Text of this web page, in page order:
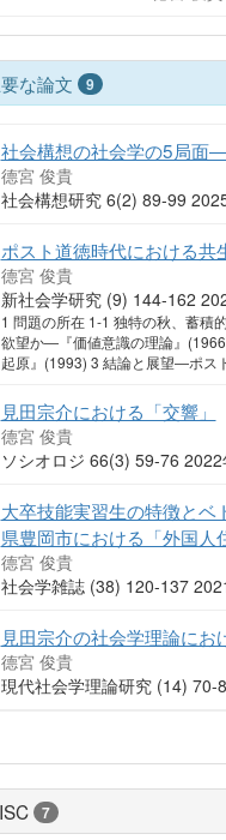
な論文 9
社会構想の社会学の5局面
德宮 俊貴
社会構想研究 6(2) 89-99
ポスト道徳時代における共
德宮 俊貴
新社会学研究 (9) 144-162
1 問題の所在 1-1 独特の秋、蓄積
欲望か―『価値意識の理論』
起原』(1993) 3 結論と展望―ポス
見田宗介における「交響」
德宮 俊貴
ソシオロジ 66(3) 59-76
大卒技能実習生の特徴と
県豊岡市における「外国人
德宮 俊貴
社会学雑誌 (38) 120-137
見田宗介の社会学理論に
德宮 俊貴
現代社会学理論研究 (14) 70-
7